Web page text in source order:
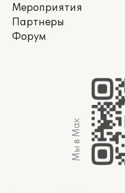
Мероприятия
Партнеры
Форум
Мы в Max